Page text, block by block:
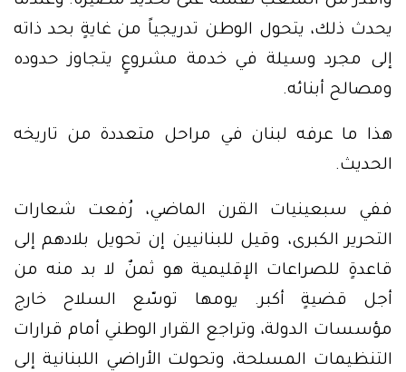
يحدث ذلك، يتحول الوطن تدريجياً من غايةٍ بحد ذاته
إلى مجرد وسيلة في خدمة مشروعٍ يتجاوز حدوده
ومصالح أبنائه.
هذا ما عرفه لبنان في مراحل متعددة من تاريخه
الحديث.
ففي سبعينيات القرن الماضي، رُفعت شعارات
التحرير الكبرى، وقيل للبنانيين إن تحويل بلادهم إلى
قاعدةٍ للصراعات الإقليمية هو ثمنٌ لا بد منه من
أجل قضيةٍ أكبر. يومها توسّع السلاح خارج
مؤسسات الدولة، وتراجع القرار الوطني أمام قرارات
التنظيمات المسلحة، وتحولت الأراضي اللبنانية إلى